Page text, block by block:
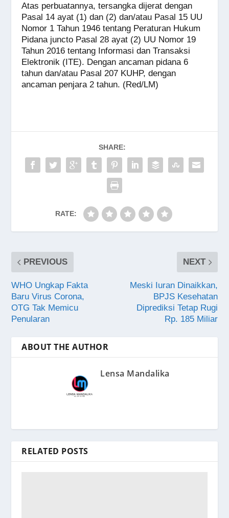
Atas perbuatannya, tersangka dijerat dengan
Pasal 14 ayat (1) dan (2) dan/atau Pasal 15 UU
Nomor 1 Tahun 1946 tentang Peraturan Hukum
Pidana juncto Pasal 28 ayat (2) UU Nomor 19
Tahun 2016 tentang Informasi dan Transaksi
Elektronik (ITE). Dengan ancaman pidana 6
tahun dan/atau Pasal 207 KUHP, dengan
ancaman penjara 2 tahun. (Red/LM)
SHARE:
RATE:
PREVIOUS
WHO Ungkap Fakta
Baru Virus Corona,
OTG Tak Memicu
Penularan
NEXT
Meski Iuran Dinaikkan,
BPJS Kesehatan
Diprediksi Tetap Rugi
Rp. 185 Miliar
ABOUT THE AUTHOR
Lensa Mandalika
RELATED POSTS